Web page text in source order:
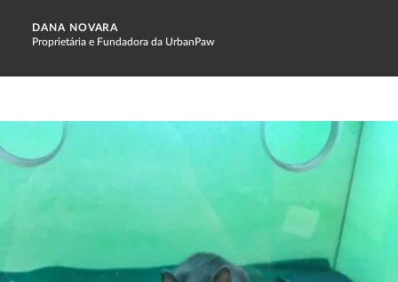
DANA NOVARA
Proprietária e Fundadora da UrbanPaw